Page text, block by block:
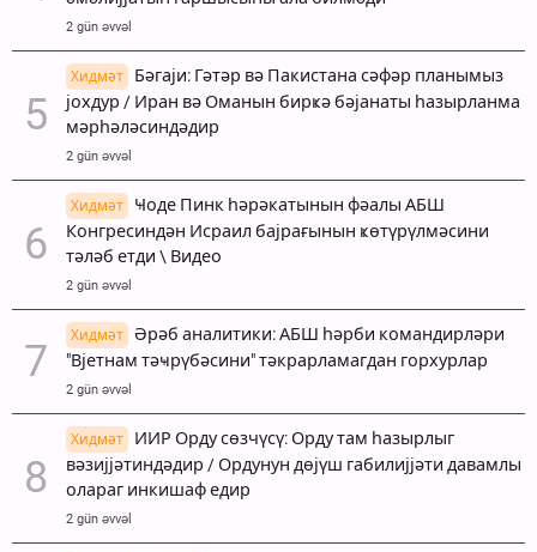
2 gün əvvəl
Хидмәт
Бәгаји: Гәтәр вә Пакистана сәфәр планымыз
јохдур / Иран вә Оманын бирҝә бәјанаты һазырланма
мәрһәләсиндәдир
2 gün əvvəl
Хидмәт
Ҹоде Пинк һәрәкатынын фәалы АБШ
Конгресиндән Исраил бајрағынын ҝөтүрүлмәсини
тәләб етди \ Видео
2 gün əvvəl
Хидмәт
Әрәб аналитики: АБШ һәрби командирләри
"Вјетнам тәҹрүбәсини" тәкрарламагдан горхурлар
2 gün əvvəl
Хидмәт
ИИР Орду сөзчүсү: Орду там һазырлыг
вәзијјәтиндәдир / Ордунун дөјүш габилијјәти давамлы
олараг инкишаф едир
2 gün əvvəl